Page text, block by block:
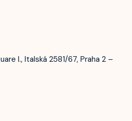
I., Italská 2581/67, Praha 2 –